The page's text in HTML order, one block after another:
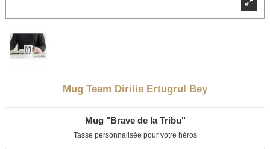
Mug Team Dirilis Ertugrul Bey
Mug "Brave de la Tribu"
Tasse personnalisée pour votre héros